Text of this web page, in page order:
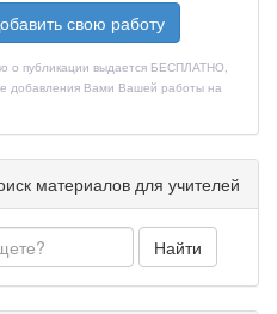
свою работу
о публикации выдается БЕСПЛАТНО,
добавления Вами Вашей работы на
материалов для учителей
Найти